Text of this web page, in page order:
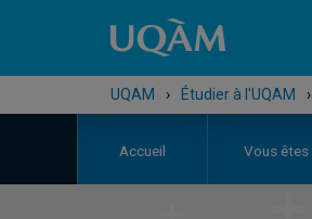
UQAM › Étudier à l'UQAM ›
Accueil Vous êtes